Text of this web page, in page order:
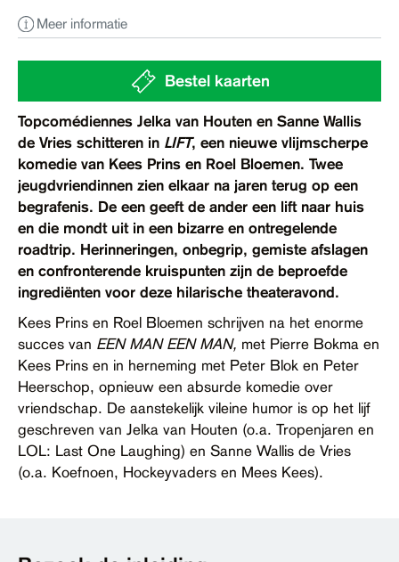
Eten & drinken
Ruimte huren
Contact
Toegankelijkheid
Meer informatie
Bestel kaarten
Topcomédiennes Jelka van Houten en Sanne Wallis
de Vries schitteren in LIFT, een nieuwe vlijmscherpe
komedie van Kees Prins en Roel Bloemen. Twee
jeugdvriendinnen zien elkaar na jaren terug op een
begrafenis. De een geeft de ander een lift naar huis
en die mondt uit in een bizarre en ontregelende
roadtrip. Herinneringen, onbegrip, gemiste afslagen
en confronterende kruispunten zijn de beproefde
ingrediënten voor deze hilarische theateravond.
Kees Prins en Roel Bloemen schrijven na het enorme
succes van EEN MAN EEN MAN, met Pierre Bokma en
Kees Prins en in herneming met Peter Blok en Peter
Heerschop, opnieuw een absurde komedie over
vriendschap. De aanstekelijk vileine humor is op het lijf
geschreven van Jelka van Houten (o.a. Tropenjaren en
LOL: Last One Laughing) en Sanne Wallis de Vries
(o.a. Koefnoen, Hockeyvaders en Mees Kees).